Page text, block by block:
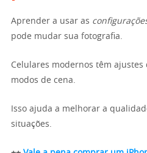
Aprender a usar as
pode mudar sua fotografia.
Celulares modernos têm
modos de cena.
Isso ajuda a melhorar a
situações.